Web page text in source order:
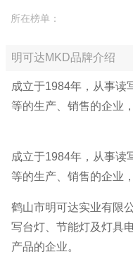
所在榜单：
明可达MKD品牌介绍
成立于1984年，从事读
等的生产、销售的企业
成立于1984年，从事读
等的生产、销售的企业
鹤山市明可达实业有限
写台灯、节能灯及灯具
产品的企业。